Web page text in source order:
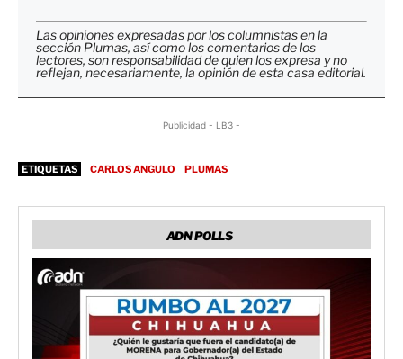
Las opiniones expresadas por los columnistas en la
sección Plumas, así como los comentarios de los
lectores, son responsabilidad de quien los expresa y no
reflejan, necesariamente, la opinión de esta casa editorial.
Publicidad - LB3 -
ETIQUETAS CARLOS ANGULO PLUMAS
ADN POLLS